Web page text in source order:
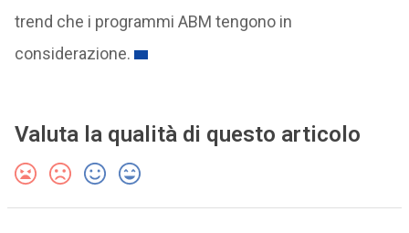
trend che i programmi ABM tengono in
considerazione.
Valuta la qualità di questo articolo